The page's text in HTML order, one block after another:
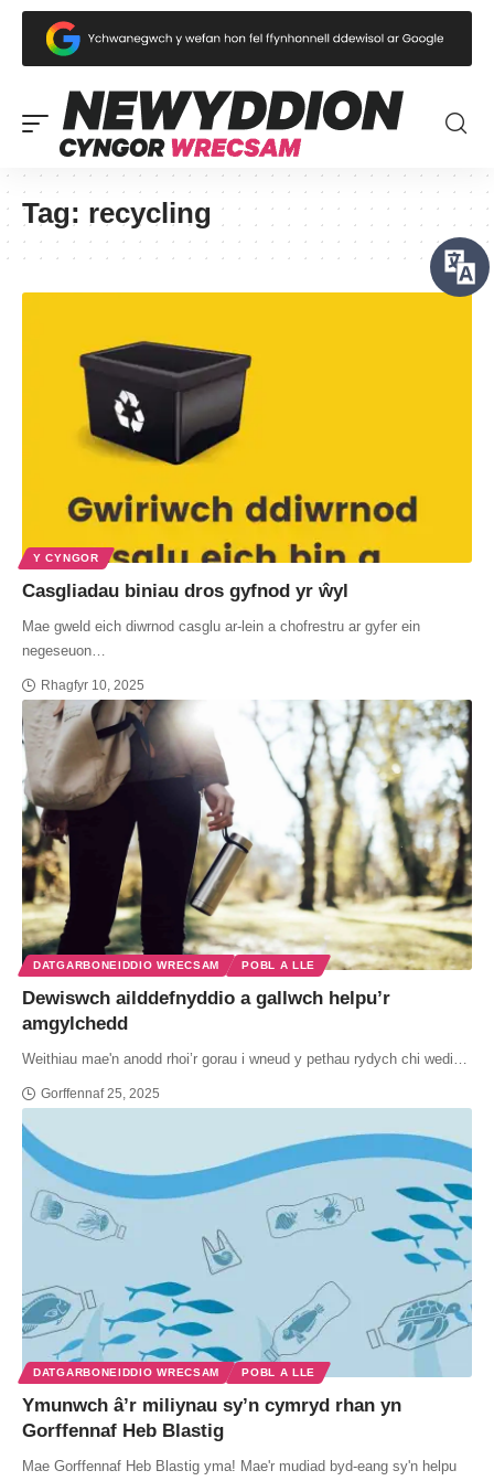
Tag: recycling
Y CYNGOR
Casgliadau biniau dros gyfnod yr ŵyl
Mae gweld eich diwrnod casglu ar-lein a chofrestru ar gyfer ein
negeseuon…
Rhagfyr 10, 2025
DATGARBONEIDDIO WRECSAM POBL A LLE
Dewiswch ailddefnyddio a gallwch helpu’r
amgylchedd
Weithiau mae'n anodd rhoi’r gorau i wneud y pethau rydych chi wedi…
Gorffennaf 25, 2025
DATGARBONEIDDIO WRECSAM POBL A LLE
Ymunwch â’r miliynau sy’n cymryd rhan yn
Gorffennaf Heb Blastig
Mae Gorffennaf Heb Blastig yma! Mae'r mudiad byd-eang sy'n helpu